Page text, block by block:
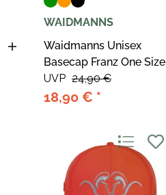
WAIDMANNS
Waidmanns Unisex
Basecap Franz One Size
18,90 € *
UVP 24,90 €